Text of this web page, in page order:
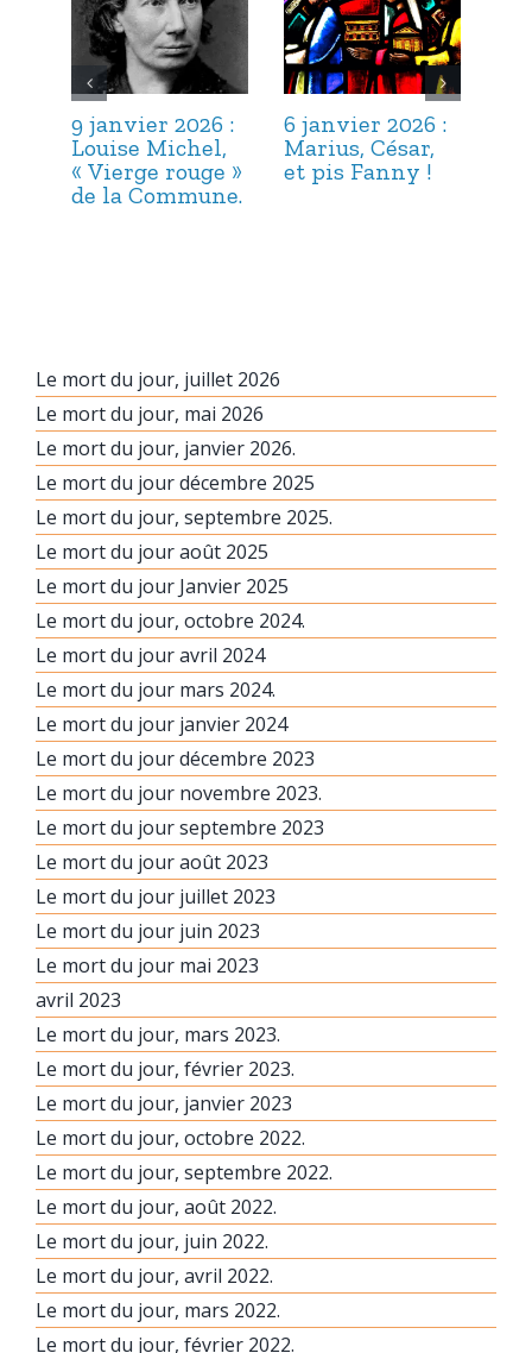
9 janvier 2026 :
Louise Michel,
« Vierge rouge »
de la Commune.
6 janvier 2026 :
Marius, César,
et pis Fanny !
Le mort du jour, juillet 2026
Le mort du jour, mai 2026
Le mort du jour, janvier 2026.
Le mort du jour décembre 2025
Le mort du jour, septembre 2025.
Le mort du jour août 2025
Le mort du jour Janvier 2025
Le mort du jour, octobre 2024.
Le mort du jour avril 2024
Le mort du jour mars 2024.
Le mort du jour janvier 2024
Le mort du jour décembre 2023
Le mort du jour novembre 2023.
Le mort du jour septembre 2023
Le mort du jour août 2023
Le mort du jour juillet 2023
Le mort du jour juin 2023
Le mort du jour mai 2023
avril 2023
Le mort du jour, mars 2023.
Le mort du jour, février 2023.
Le mort du jour, janvier 2023
Le mort du jour, octobre 2022.
Le mort du jour, septembre 2022.
Le mort du jour, août 2022.
Le mort du jour, juin 2022.
Le mort du jour, avril 2022.
Le mort du jour, mars 2022.
Le mort du jour, février 2022.